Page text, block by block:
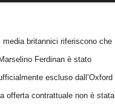
I media britannici riferiscono che
Marselino Ferdinan è stato
escluso dall’Oxford
offerta contrattuale non è stata